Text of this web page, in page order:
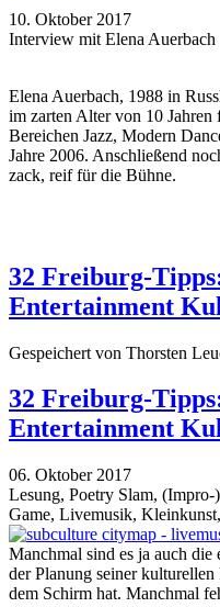
10. Oktober 2017
Interview mit Elena Auerbach
Elena Auerbach, 1988 in
im zarten Alter von 10
Bereichen Jazz, Modern
Jahre 2006. Anschließend
zack, reif für die Bühne.
32 Freiburg-
Entertainment
Gespeichert von Thorsten
32 Freiburg-
Entertainment
06. Oktober 2017
Lesung, Poetry Slam,
Game, Livemusik,
Manchmal sind es ja auch
der Planung seiner
dem Schirm hat. Manchmal